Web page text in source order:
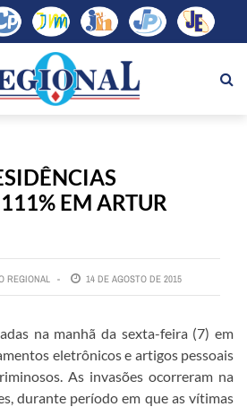
EM ARTUR
REGIONAL 14 DE AGOSTO DE 2015
na manhã da sexta-feira (7) em
eletrônicos e artigos pessoais
As invasões ocorreram na
durante período em que as vítimas